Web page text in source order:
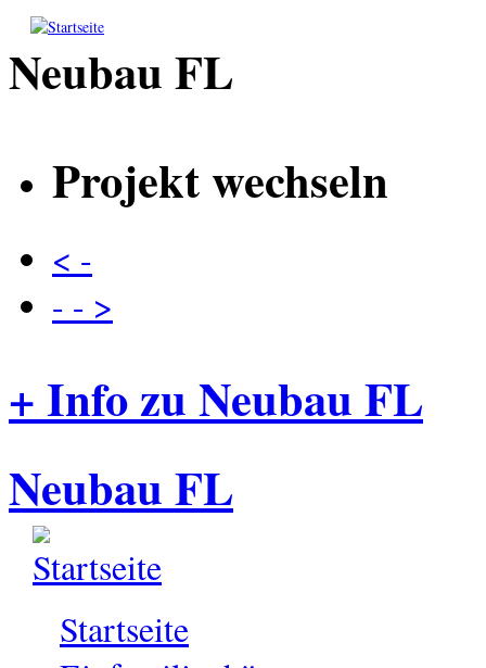
Direkt zum Inhalt
Neubau FL
Projekt wechseln
< -
- - >
+ Info zu Neubau FL
Neubau FL
Startseite